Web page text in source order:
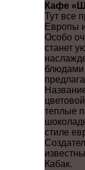
Кафе
Тут все
Европы
Особо
станет
блюдами
теплые
стиле
Кабак.